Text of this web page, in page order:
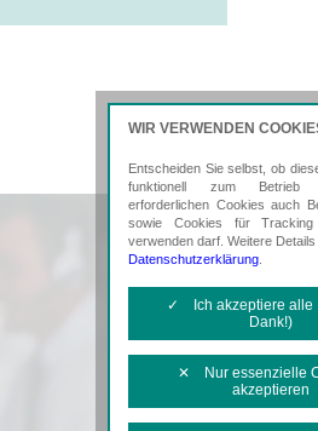
WIR VERWENDEN
Entscheiden Sie selbst, ob
funktionell zum Betrieb
erforderlichen Cookies auch
sowie Cookies für Tracking
verwenden darf. Weitere
Datenschutzerklärung
✓ Ich akzeptiere
Dank!)
✕ Nur essenzielle
akzeptieren